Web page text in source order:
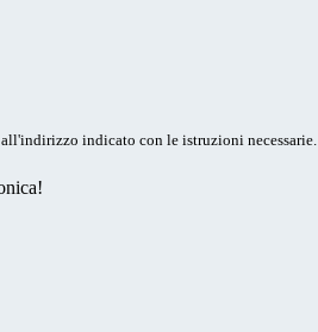
indicato con le istruzioni necessarie.